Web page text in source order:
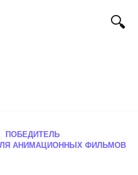
ПОБЕДИТЕЛЬ
АНИМАЦИОННЫХ ФИЛЬМОВ